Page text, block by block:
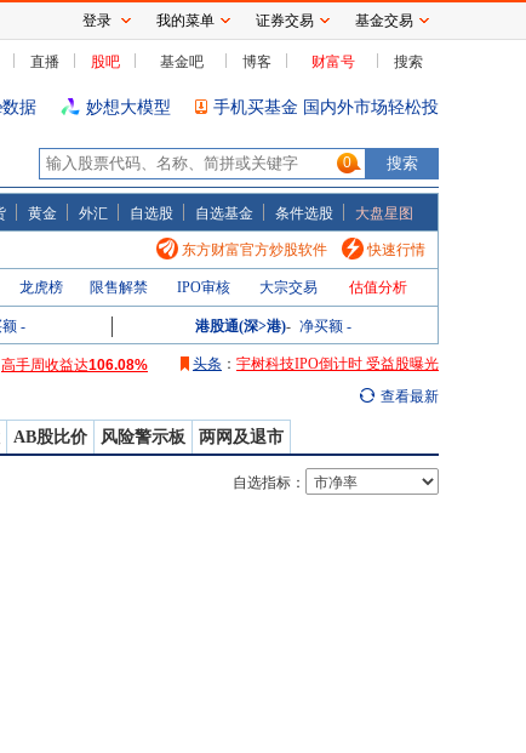
直播 股吧 基金吧 博客 财富号 搜索
数据 妙想大模型 手机买基金 国内外市场轻松投
0
黄金 外汇 自选股 自选基金 条件选股 大盘星图
东方财富官方炒股软件 快速行情
龙虎榜 限售解禁 IPO审核 大宗交易 估值分析
- 港股通(深>港)- 净买额 -
头条 ： 宇树科技IPO倒计时 受益股曝光
高手日收益达28.06%
高手周收益达106.08%
高手日收益达28.06%
高手周收益达
106.08%
查看最新
AB股比价 风险警示板 两网及退市
自选指标：
登录 我的菜单 证券交易 基金交易